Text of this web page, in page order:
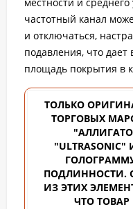
частотный канал
и отключаться,
подавления, что
площадь покрытия в
ТОЛЬКО
ТОРГОВЫХ
ПОДЛИННОСТИ.
ИЗ ЭТИХ
ЧТО